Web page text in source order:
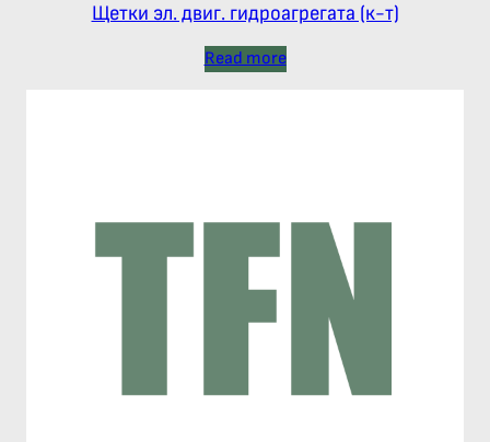
Щетки эл. двиг. гидроагрегата (к-т)
Read more